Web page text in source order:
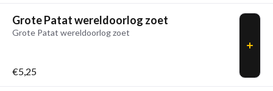
Grote Patat wereldoorlog zoet
Grote Patat wereldoorlog zoet
€5,25